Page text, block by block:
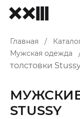
Главная /
Мужская одежда
толстовки
STUSSY